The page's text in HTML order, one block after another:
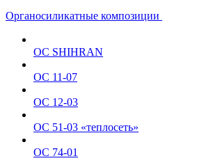
Органосиликатные композиции
ОС SHIHRAN
ОС 11-07
ОС 12-03
ОС 51-03 «теплосеть»
ОС 74-01